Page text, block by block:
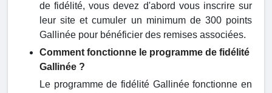
de fidélité, vous devez d'abord vous inscrire sur
leur site et cumuler un minimum de 300 points
Gallinée pour bénéficier des remises associées.
Comment fonctionne le programme de fidélité
Gallinée ?
Le programme de fidélité Gallinée fonctionne en